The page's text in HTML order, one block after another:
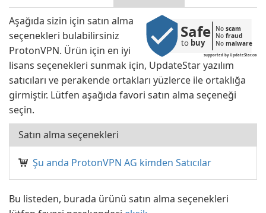
supported by UpdateStar.com
Safe
to buy
No scam
No fraud
No malware
Aşağıda sizin için satın alma
seçenekleri bulabilirsiniz
ProtonVPN. Ürün için en iyi
lisans seçenekleri sunmak için, UpdateStar yazılım
satıcıları ve perakende ortakları yüzlerce ile ortaklığa
girmiştir. Lütfen aşağıda favori satın alma seçeneği
seçin.
Satın alma seçenekleri
Şu anda ProtonVPN AG kimden Satıcılar
Bu listeden, burada ürünü satın alma seçenekleri